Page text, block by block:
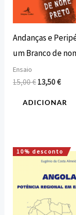
Andanças e
um Branco de
Ensaio
15,00€ 13,50€
ADICIONAR
10% desconto
O
preço
original
era:
O
atual
é: